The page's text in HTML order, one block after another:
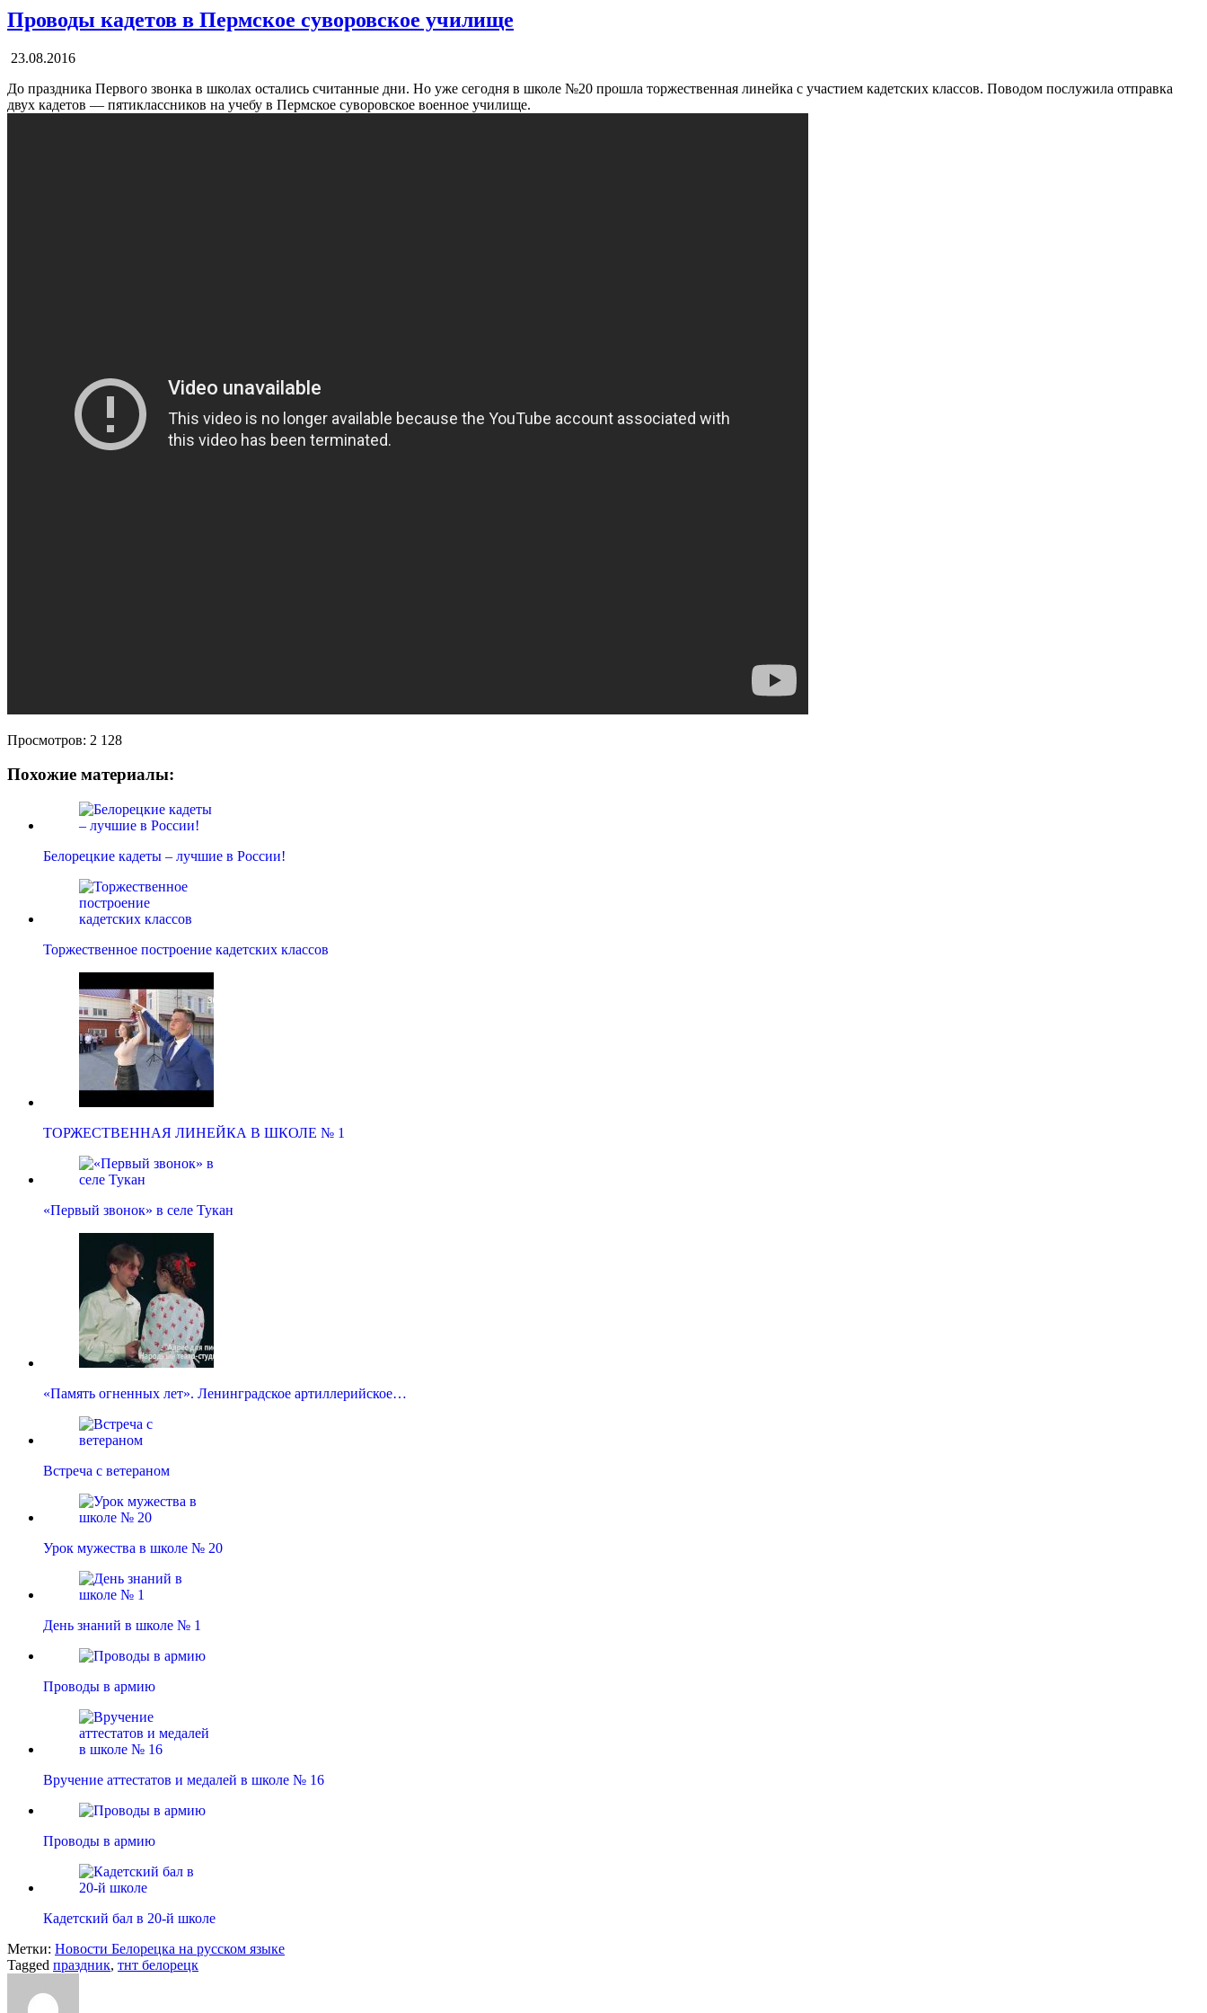
Проводы кадетов в Пермское суворовское училище
23.08.2016
До праздника Первого звонка в школах остались считанные дни. Но уже сегодня в школе №20 прошла торжественная линейка с участием кадетских классов. Поводом послужила отправка
двух кадетов — пятиклассников на учебу в Пермское суворовское военное училище.
Просмотров: 2 128
Похожие материалы:
Белорецкие кадеты – лучшие в России!
Торжественное построение кадетских классов
ТОРЖЕСТВЕННАЯ ЛИНЕЙКА В ШКОЛЕ № 1
«Первый звонок» в селе Тукан
«Память огненных лет». Ленинградское артиллерийское…
Встреча с ветераном
Урок мужества в школе № 20
День знаний в школе № 1
Проводы в армию
Вручение аттестатов и медалей в школе № 16
Проводы в армию
Кадетский бал в 20-й школе
Метки: Новости Белорецка на русском языке
Tagged праздник, тнт белорецк